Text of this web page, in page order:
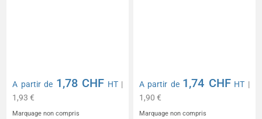
A partir de 1,78 CHF HT|
1,93 €
Marquage non compris
A partir de 1,74 CHF HT |
1,90 €
Marquage non compris